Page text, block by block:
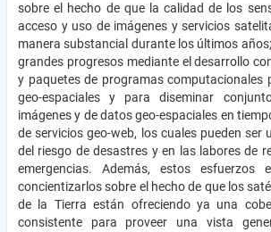
sobre el hecho de que la calidad de los
acceso y uso de imágenes y servicios
manera substancial durante los últimos
grandes progresos mediante el desarrollo
y paquetes de programas computacionales
geo-espaciales y para diseminar
imágenes y de datos geo-espaciales en
de servicios geo-web, los cuales pueden ser
del riesgo de desastres y en las labores de
emergencias. Además, estos esfuerzos
concientizarlos sobre el hecho de que los
de la Tierra están ofreciendo ya una
consistente para proveer una vista